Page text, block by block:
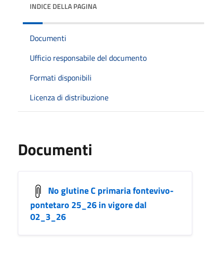
INDICE DELLA PAGINA
Documenti
Ufficio responsabile del documento
Formati disponibili
Licenza di distribuzione
Documenti
No glutine C primaria fontevivo-
pontetaro 25_26 in vigore dal
02_3_26